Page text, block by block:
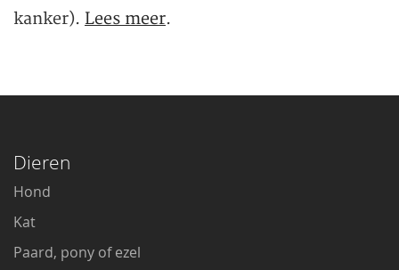
kanker). Lees meer.
Dieren
Hond
Kat
Paard, pony of ezel